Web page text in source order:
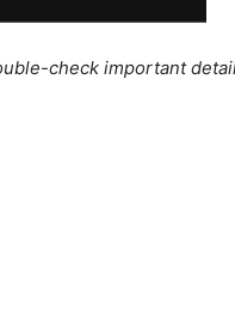
check important